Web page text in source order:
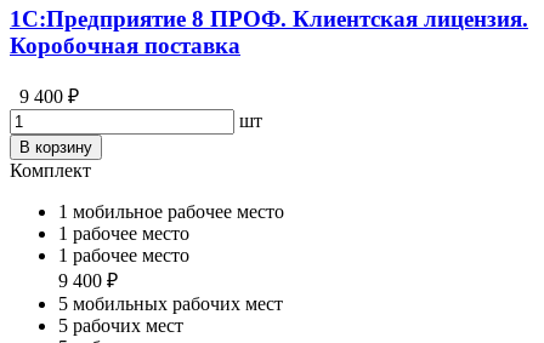
1С:Предприятие 8 ПРОФ. Клиентская лицензия.
Коробочная поставка
9 400 ₽
шт
В корзину
Комплект
1 мобильное рабочее место
1 рабочее место
1 рабочее место
9 400 ₽
5 мобильных рабочих мест
5 рабочих мест